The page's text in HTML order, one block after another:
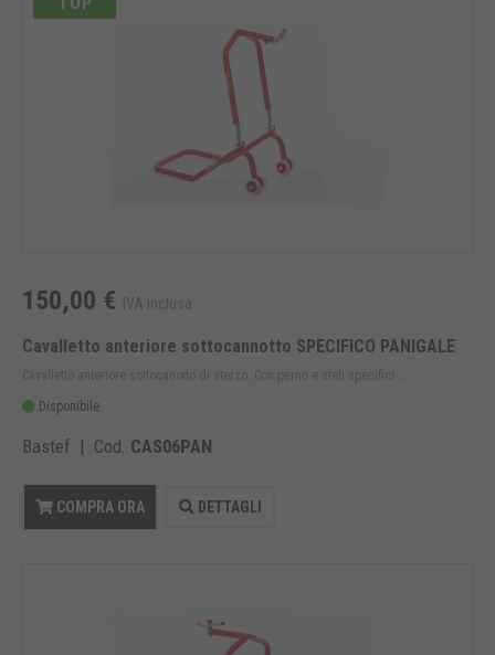
150,00 € IVA inclusa
Cavalletto anteriore sottocannotto SPECIFICO PANIGALE
Cavalletto anteriore sottocanotto di sterzo. Con perno e steli specifici ...
Disponibile
Bastef | Cod. CAS06PAN
COMPRA ORA DETTAGLI